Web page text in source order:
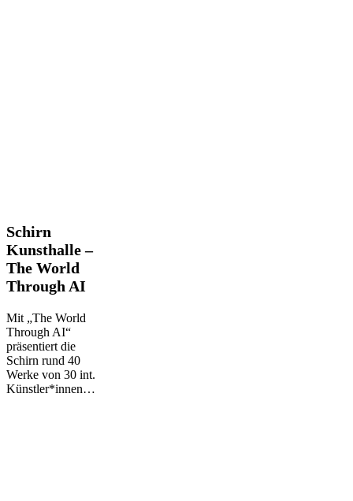
Schirn
Kunsthalle
–
The
World
AI
Schirn
Kunsthalle –
The World
Through AI
Mit „The World
Through AI“
präsentiert die
Schirn rund 40
Werke von 30 int.
Künstler*innen…